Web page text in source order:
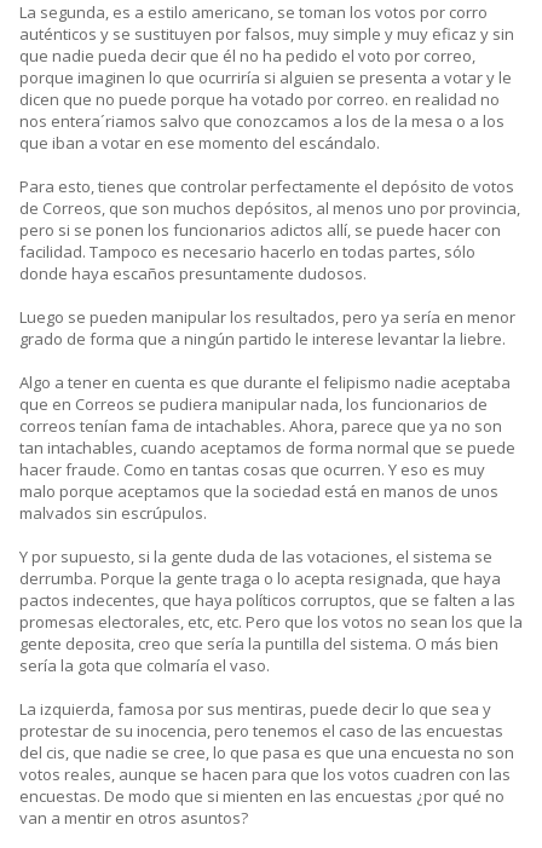
La segunda, es a estilo americano, se toman los votos por corro
auténticos y se sustituyen por falsos, muy simple y muy eficaz y sin
que nadie pueda decir que él no ha pedido el voto por correo,
porque imaginen lo que ocurriría si alguien se presenta a votar y le
dicen que no puede porque ha votado por correo. en realidad no
nos entera´riamos salvo que conozcamos a los de la mesa o a los
que iban a votar en ese momento del escándalo.
Para esto, tienes que controlar perfectamente el depósito de votos
de Correos, que son muchos depósitos, al menos uno por provincia,
pero si se ponen los funcionarios adictos allí, se puede hacer con
facilidad. Tampoco es necesario hacerlo en todas partes, sólo
donde haya escaños presuntamente dudosos.
Luego se pueden manipular los resultados, pero ya sería en menor
grado de forma que a ningún partido le interese levantar la liebre.
Algo a tener en cuenta es que durante el felipismo nadie aceptaba
que en Correos se pudiera manipular nada, los funcionarios de
correos tenían fama de intachables. Ahora, parece que ya no son
tan intachables, cuando aceptamos de forma normal que se puede
hacer fraude. Como en tantas cosas que ocurren. Y eso es muy
malo porque aceptamos que la sociedad está en manos de unos
malvados sin escrúpulos.
Y por supuesto, si la gente duda de las votaciones, el sistema se
derrumba. Porque la gente traga o lo acepta resignada, que haya
pactos indecentes, que haya políticos corruptos, que se falten a las
promesas electorales, etc, etc. Pero que los votos no sean los que la
gente deposita, creo que sería la puntilla del sistema. O más bien
sería la gota que colmaría el vaso.
La izquierda, famosa por sus mentiras, puede decir lo que sea y
protestar de su inocencia, pero tenemos el caso de las encuestas
del cis, que nadie se cree, lo que pasa es que una encuesta no son
votos reales, aunque se hacen para que los votos cuadren con las
encuestas. De modo que si mienten en las encuestas ¿por qué no
van a mentir en otros asuntos?